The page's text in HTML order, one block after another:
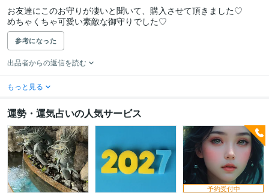
お友達にこのお守りが凄いと聞いて、購入させて頂きました♡
めちゃくちゃ可愛い素敵な御守りでした♡
参考になった
出品者からの返信を読む
もっと見る
運勢・運気占いの人気サービス
予約受付中